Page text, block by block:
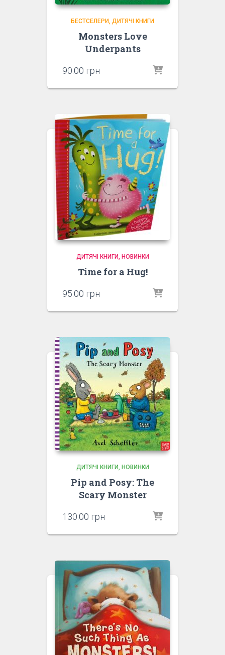
БЕСТСЕЛЕРИ ДИТЯЧІ КНИГИ
Monsters Love
Underpants
90.00 грн
ДИТЯЧІ КНИГИ НОВИНКИ
Time for a Hug!
95.00 грн
ДИТЯЧІ КНИГИ НОВИНКИ
Pip and Posy: The
Scary Monster
130.00 грн